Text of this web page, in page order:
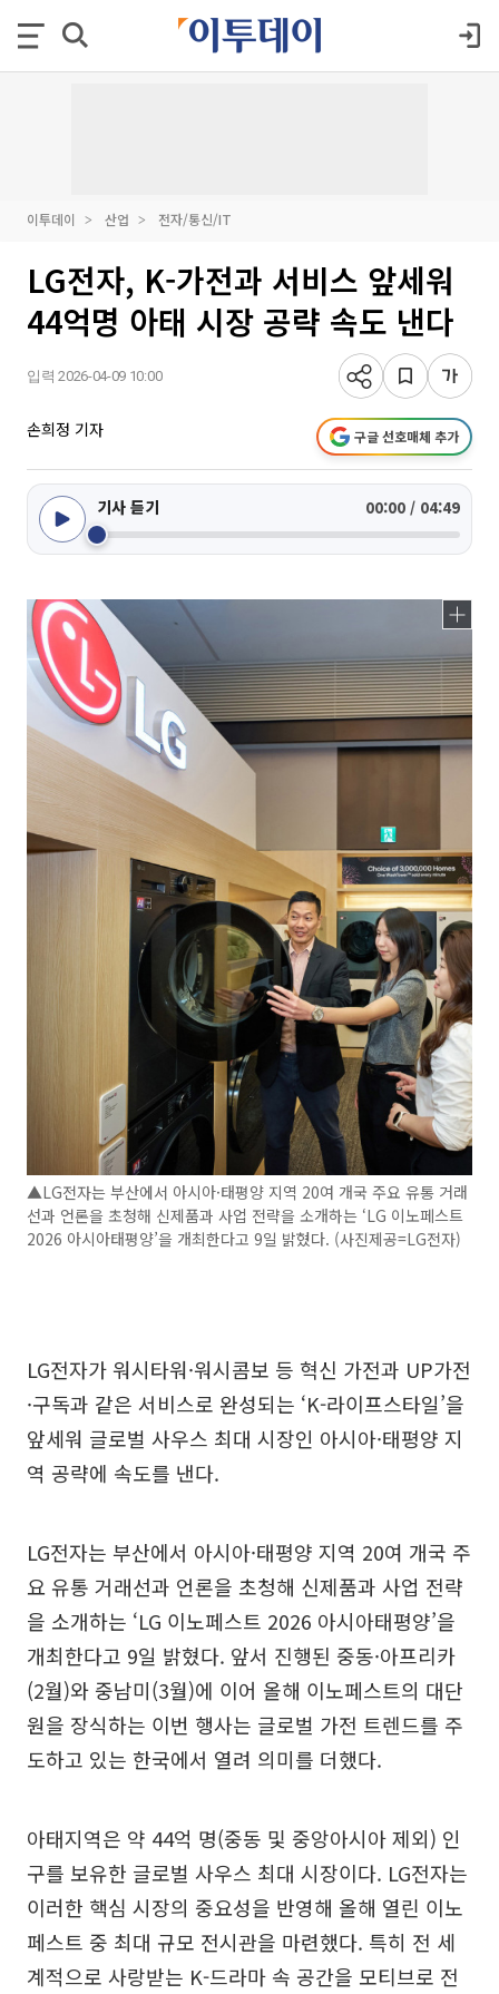
이투데이 산업 전자/통신/IT
LG전자, K-가전과 서비스 앞세워
44억명 아태 시장 공략 속도 낸다
입력 2026-04-09 10:00
손희정 기자 구글 선호매체 추가
기사 듣기 00:00 / 04:49
▲LG전자는 부산에서 아시아·태평양 지역 20여 개국 주요 유통 거래
선과 언론을 초청해 신제품과 사업 전략을 소개하는 ‘LG 이노페스트
2026 아시아태평양’을 개최한다고 9일 밝혔다. (사진제공=LG전자)
LG전자가 워시타워·워시콤보 등 혁신 가전과 UP가전
·구독과 같은 서비스로 완성되는 ‘K-라이프스타일’을
앞세워 글로벌 사우스 최대 시장인 아시아·태평양 지
역 공략에 속도를 낸다.
LG전자는 부산에서 아시아·태평양 지역 20여 개국 주
요 유통 거래선과 언론을 초청해 신제품과 사업 전략
을 소개하는 ‘LG 이노페스트 2026 아시아태평양’을
개최한다고 9일 밝혔다. 앞서 진행된 중동·아프리카
(2월)와 중남미(3월)에 이어 올해 이노페스트의 대단
원을 장식하는 이번 행사는 글로벌 가전 트렌드를 주
도하고 있는 한국에서 열려 의미를 더했다.
아태지역은 약 44억 명(중동 및 중앙아시아 제외) 인
구를 보유한 글로벌 사우스 최대 시장이다. LG전자는
이러한 핵심 시장의 중요성을 반영해 올해 열린 이노
페스트 중 최대 규모 전시관을 마련했다. 특히 전 세
계적으로 사랑받는 K-드라마 속 공간을 모티브로 전